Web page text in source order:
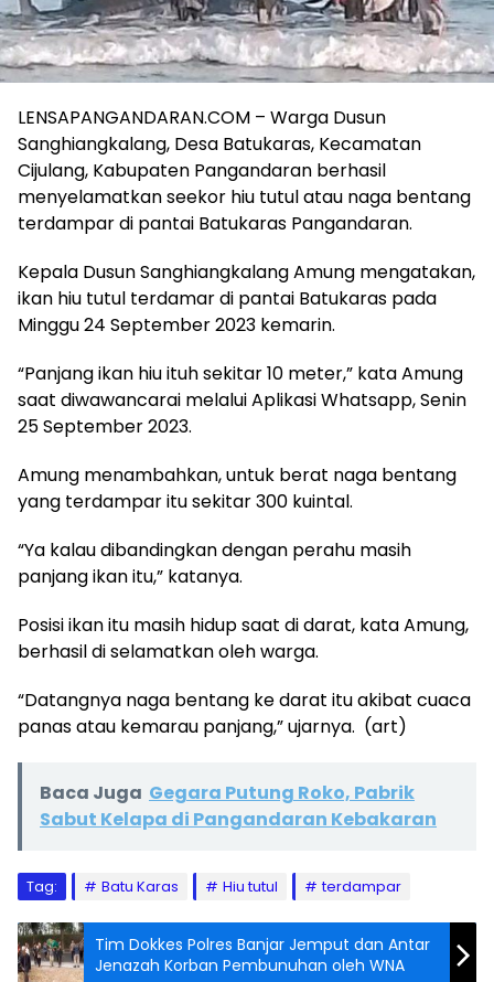
LENSAPANGANDARAN.COM – Warga Dusun
Sanghiangkalang, Desa Batukaras, Kecamatan
Cijulang, Kabupaten Pangandaran berhasil
menyelamatkan seekor hiu tutul atau naga bentang
terdampar di pantai Batukaras Pangandaran.
Kepala Dusun Sanghiangkalang Amung mengatakan,
ikan hiu tutul terdamar di pantai Batukaras pada
Minggu 24 September 2023 kemarin.
“Panjang ikan hiu ituh sekitar 10 meter,” kata Amung
saat diwawancarai melalui Aplikasi Whatsapp, Senin
25 September 2023.
Amung menambahkan, untuk berat naga bentang
yang terdampar itu sekitar 300 kuintal.
“Ya kalau dibandingkan dengan perahu masih
panjang ikan itu,” katanya.
Posisi ikan itu masih hidup saat di darat, kata Amung,
berhasil di selamatkan oleh warga.
“Datangnya naga bentang ke darat itu akibat cuaca
panas atau kemarau panjang,” ujarnya. (art)
Baca Juga Gegara Putung Roko, Pabrik
Sabut Kelapa di Pangandaran Kebakaran
Tag: Batu Karas Hiu tutul terdampar
Tim Dokkes Polres Banjar Jemput dan Antar
Jenazah Korban Pembunuhan oleh WNA